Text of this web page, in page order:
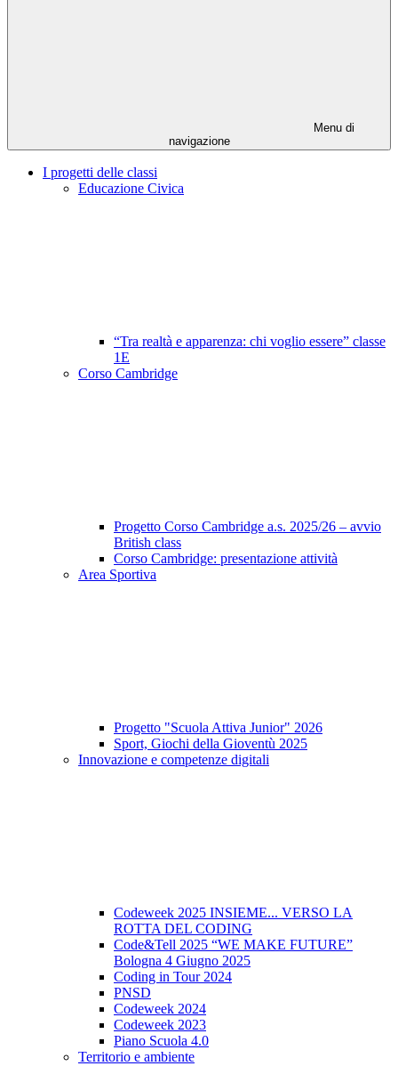
Menu di
navigazione
I progetti delle classi
Educazione Civica
“Tra realtà e apparenza: chi voglio essere” classe
1E
Corso Cambridge
Progetto Corso Cambridge a.s. 2025/26 – avvio
British class
Corso Cambridge: presentazione attività
Area Sportiva
Progetto "Scuola Attiva Junior" 2026
Sport, Giochi della Gioventù 2025
Innovazione e competenze digitali
Codeweek 2025 INSIEME... VERSO LA
ROTTA DEL CODING
Code&Tell 2025 “WE MAKE FUTURE”
Bologna 4 Giugno 2025
Coding in Tour 2024
PNSD
Codeweek 2024
Codeweek 2023
Piano Scuola 4.0
Territorio e ambiente